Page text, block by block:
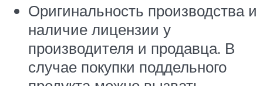
Оригинальность производства и
наличие лицензии у
производителя и продавца. В
случае покупки поддельного